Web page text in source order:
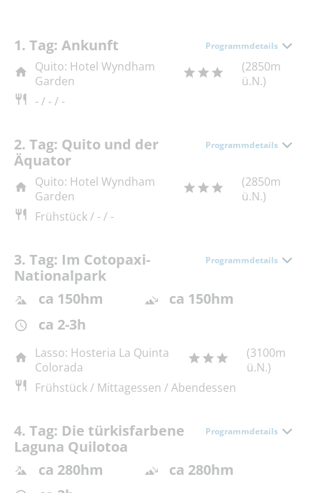
1. Tag: Ankunft Programmdetails
Quito: Hotel Wyndham
Garden
(2850m
ü.N.)
- / - / -
2. Tag: Quito und der
Äquator
Programmdetails
Quito: Hotel Wyndham
Garden
(2850m
ü.N.)
Frühstück / - / -
3. Tag: Im Cotopaxi-
Nationalpark
Programmdetails
ca 150hm
ca 150hm
ca 2-3h
Lasso: Hosteria La Quinta
Colorada
(3100m
ü.N.)
Frühstück / Mittagessen / Abendessen
4. Tag: Die türkisfarbene
Laguna Quilotoa
Programmdetails
ca 280hm
ca 280hm